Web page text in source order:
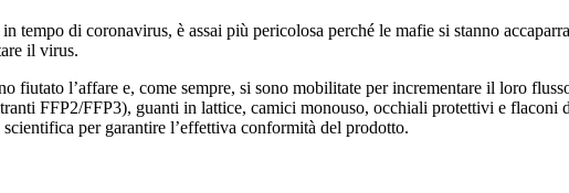
tempo di coronavirus, è assai più pericolosa perché le mafie si stanno
il virus.
fiutato l’affare e, come sempre, si sono mobilitate per incrementare il loro
FFP2/FFP3), guanti in lattice, camici monouso, occhiali protettivi e flaconi
per garantire l’effettiva conformità del prodotto.